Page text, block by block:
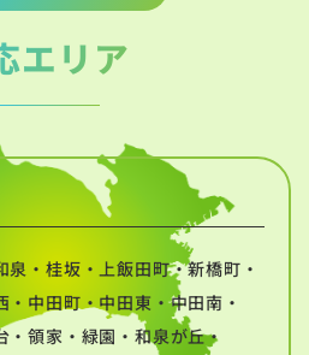
エリア
・桂坂・上飯田町・新橋町・
中田町・中田東・中田南・
・領家・緑園・和泉が丘・